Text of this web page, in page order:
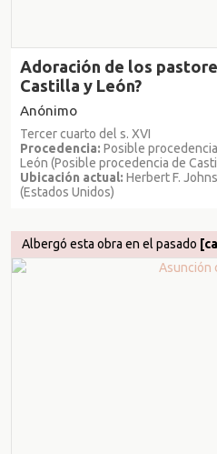
Adoración de los
Castilla y León?
Anónimo
Tercer cuarto del s. XVI
Procedencia: Posible
León (Posible procedencia de
Ubicación actual: Herbert F.
(Estados Unidos)
Albergó esta obra en el pasado